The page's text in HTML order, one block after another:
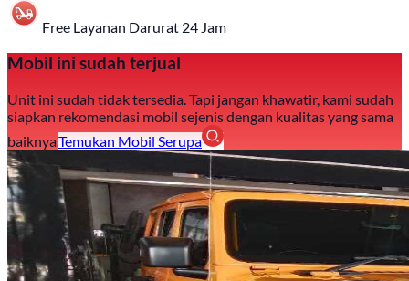
Free Layanan Darurat 24 Jam
Mobil ini sudah terjual
Unit ini sudah tidak tersedia. Tapi jangan khawatir, kami sudah
siapkan rekomendasi mobil sejenis dengan kualitas yang sama
baiknya.Temukan Mobil Serupa